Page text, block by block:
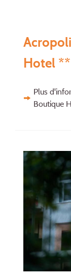
Hotel
Plus
Boutique